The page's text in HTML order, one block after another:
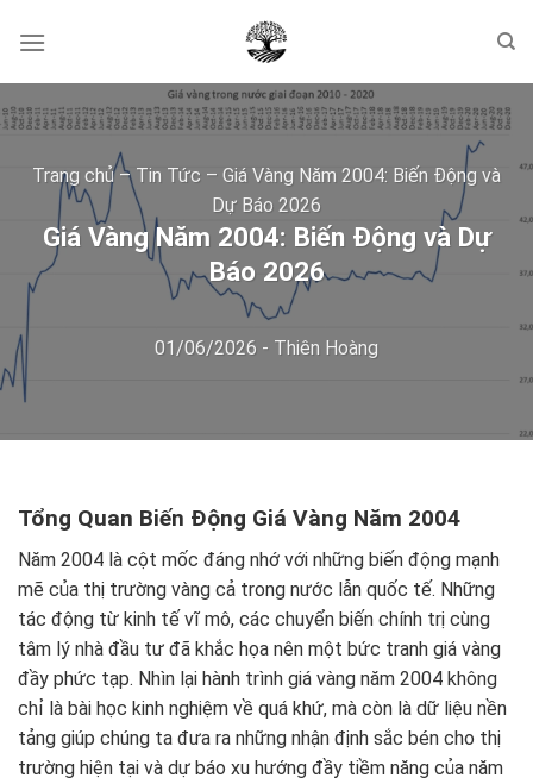
Trang chủ– Tin Tức – Giá Vàng Năm 2004: Biến Động và
Dự Báo 2026
Giá Vàng Năm 2004: Biến Động và Dự
Báo 2026
01/06/2026 - Thiên Hoàng
Tổng Quan Biến Động Giá Vàng Năm 2004
Năm 2004 là cột mốc đáng nhớ với những biến động mạnh
mẽ của thị trường vàng cả trong nước lẫn quốc tế. Những
tác động từ kinh tế vĩ mô, các chuyển biến chính trị cùng
tâm lý nhà đầu tư đã khắc họa nên một bức tranh giá vàng
đầy phức tạp. Nhìn lại hành trình giá vàng năm 2004 không
chỉ là bài học kinh nghiệm về quá khứ, mà còn là dữ liệu nền
tảng giúp chúng ta đưa ra những nhận định sắc bén cho thị
trường hiện tại và dự báo xu hướng đầy tiềm năng của năm